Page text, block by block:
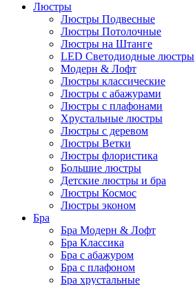
Люстры
Люстры Подвесные
Люстры Потолочные
Люстры на Штанге
LED Светодиодные люстры
Модерн & Лофт
Люстры классические
Люстры с абажурами
Люстры с плафонами
Хрустальные люстры
Люстры с деревом
Люстры Ветки
Люстры флористика
Большие люстры
Детские люстры и бра
Люстры Космос
Люстры эконом
Бра
Бра Модерн & Лофт
Бра Классика
Бра с абажуром
Бра с плафоном
Бра хрустальные